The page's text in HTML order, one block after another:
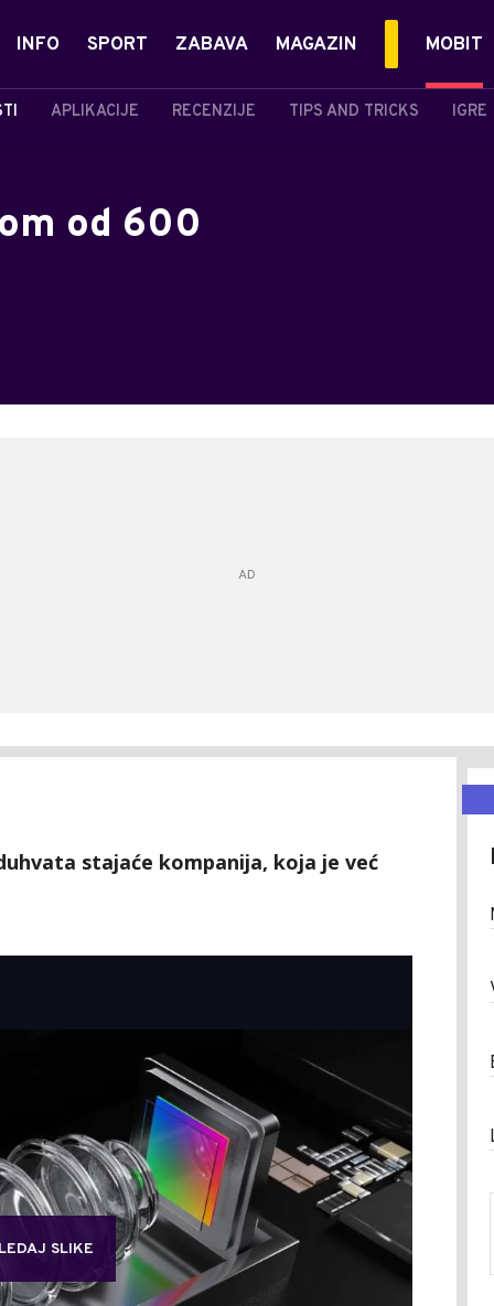
INFO SPORT ZABAVA MAGAZIN MOBIT
APLIKACIJE RECENZIJE TIPS AND TRICKS IGRE
od 600
stajaće kompanija, koja je već
SLIKE